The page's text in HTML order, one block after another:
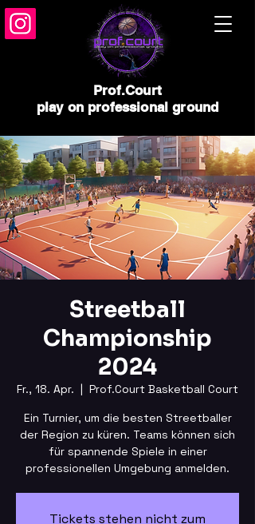
Prof.Court
play on professional ground
Streetball
Championship
2024
Fr., 18. Apr.
  |
Prof.Court Basketball Court
Ein Turnier, um die besten Streetballer
der Region zu küren. Teams können sich
für spannende Spiele in einer
professionellen Umgebung anmelden.
Tickets stehen nicht zum